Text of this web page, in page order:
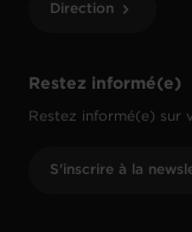
Restez informé(e)
Restez informé(e) sur
S'inscrire à la
Direction